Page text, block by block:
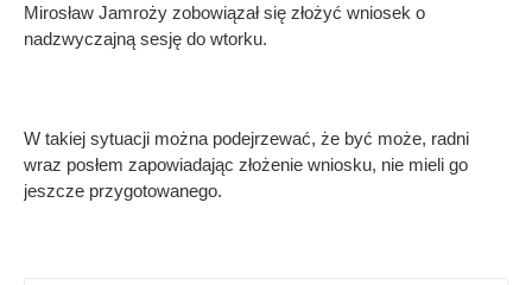
Mirosław Jamroży zobowiązał się złożyć wniosek o
nadzwyczajną sesję do wtorku.
W takiej sytuacji można podejrzewać, że być może, radni
wraz posłem zapowiadając złożenie wniosku, nie mieli go
jeszcze przygotowanego.